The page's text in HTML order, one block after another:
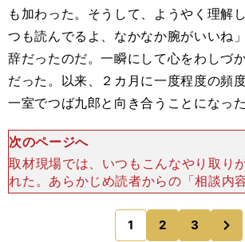
も加わった。そうして、ようやく理解
つも読んでるよ、なかなか腕がいいね
辞だったのだ。一瞬にして心をわしづ
だった。以来、２カ月に一度程度の頻
一室でつば九郎と向き合うことになった
次のページへ
取材現場では、いつもこんなやり取り
れた。あらかじめ読者からの「相談内
おくと、彼は事前にスケッチブックに
いていてくれた。それを受けて、「そ
ことですか？」「
1 2 3